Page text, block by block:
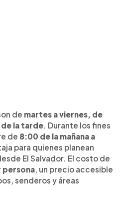
de martes a viernes, de
de la tarde. Durante los fines
de 8:00 de la mañana a
para quienes planean
El Salvador. El costo de
persona, un precio accesible
senderos y áreas